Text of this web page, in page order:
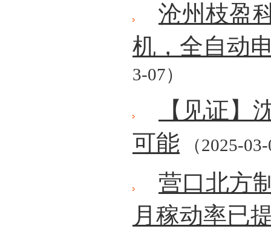
沧州枝盈
机，全自动
3-07）
【见证】
可能 （2025-
营口北方
月稼动率已